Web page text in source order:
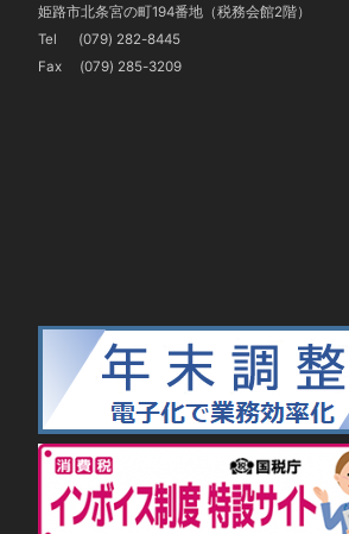
姫路市北条宮の町194番地（税務会館2階）
Tel (079) 282-8445
Fax (079) 285-3209